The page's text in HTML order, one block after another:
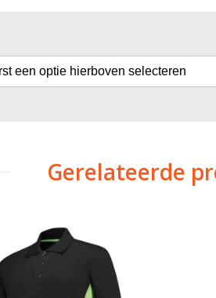
een optie hierboven selecteren
Gerelateerde